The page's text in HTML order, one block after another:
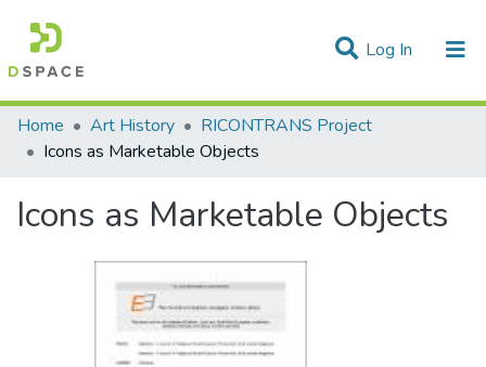
Log In (current)
Statistics
All of DSpace
Home Art History
RICONTRANS Project
Icons as Marketable Objects
Icons as Marketable Objects